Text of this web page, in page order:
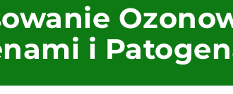
i